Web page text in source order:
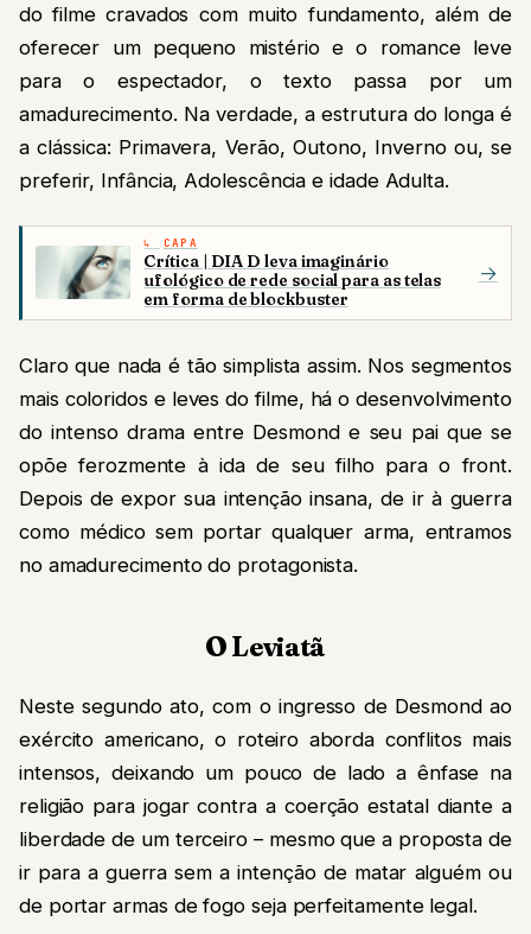
do filme cravados com muito fundamento, além de
oferecer um pequeno mistério e o romance leve
para o espectador, o texto passa por um
amadurecimento. Na verdade, a estrutura do longa é
a clássica: Primavera, Verão, Outono, Inverno ou, se
preferir, Infância, Adolescência e idade Adulta.
CAPA
Crítica | DIA D leva imaginário
ufológico de rede social para as telas
em forma de blockbuster
→
Claro que nada é tão simplista assim. Nos segmentos
mais coloridos e leves do filme, há o desenvolvimento
do intenso drama entre Desmond e seu pai que se
opõe ferozmente à ida de seu filho para o front.
Depois de expor sua intenção insana, de ir à guerra
como médico sem portar qualquer arma, entramos
no amadurecimento do protagonista.
O Leviatã
Neste segundo ato, com o ingresso de Desmond ao
exército americano, o roteiro aborda conflitos mais
intensos, deixando um pouco de lado a ênfase na
religião para jogar contra a coerção estatal diante a
liberdade de um terceiro – mesmo que a proposta de
ir para a guerra sem a intenção de matar alguém ou
de portar armas de fogo seja perfeitamente legal.